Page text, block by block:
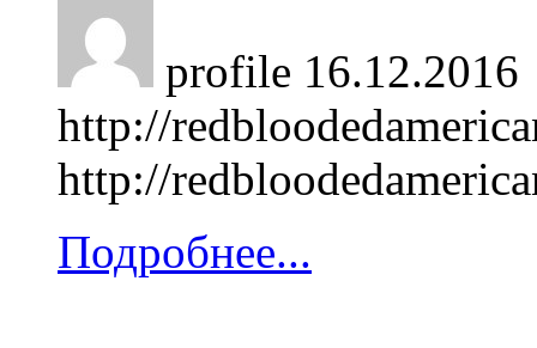
profile 16.12.2016
http://
http://
Подробнее...